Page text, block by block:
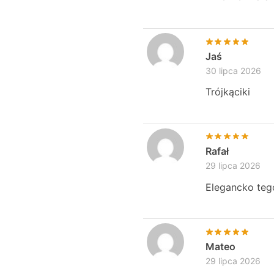
Jaś
30 lipca 2026
Trójkąciki
Rafał
29 lipca 2026
Elegancko
Mateo
29 lipca 2026